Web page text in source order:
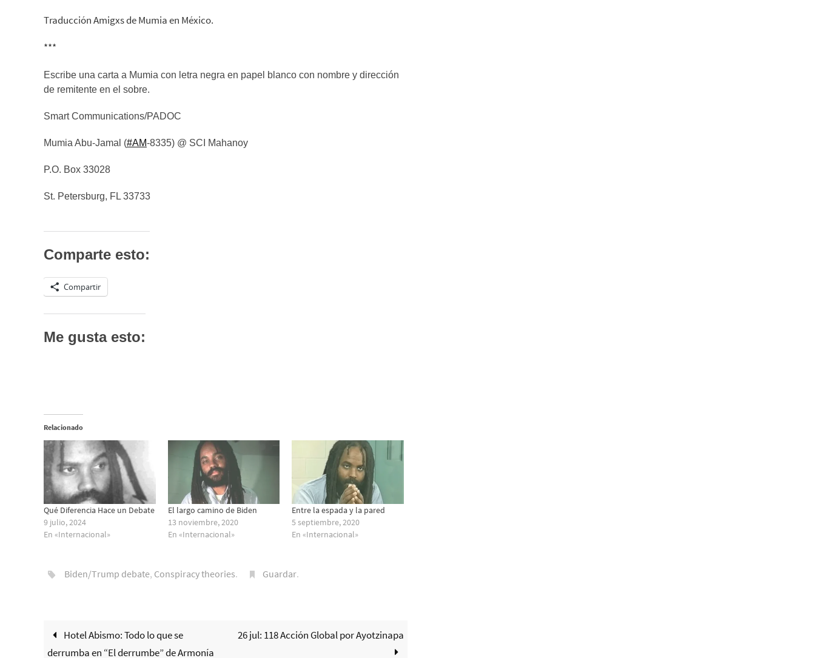
Traducción Amigxs de Mumia en México.
***
Escribe una carta a Mumia con letra negra en papel blanco con nombre y dirección
de remitente en el sobre.
Smart Communications/PADOC
Mumia Abu-Jamal (#AM-8335) @ SCI Mahanoy
P.O. Box 33028
St. Petersburg, FL 33733
Comparte esto:
Compartir
Me gusta esto:
Relacionado
Qué Diferencia Hace un Debate
9 julio, 2024
En «Internacional»
El largo camino de Biden
13 noviembre, 2020
En «Internacional»
Entre la espada y la pared
5 septiembre, 2020
En «Internacional»
Biden/Trump debate, Conspiracy theories. Guardar.
Hotel Abismo: Todo lo que se
derrumba en “El derrumbe” de Armonía
26 jul: 118 Acción Global por Ayotzinapa